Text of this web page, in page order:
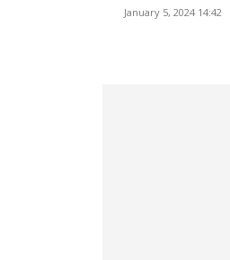
January 5, 2024 14:42